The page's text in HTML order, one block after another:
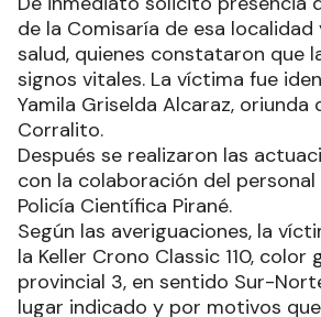
de la Comisaría de esa
salud, quienes constataron que
signos vitales. La víctima fue
Yamila Griselda Alcaraz, oriunda
Corralito.
Después se realizaron las
con la colaboración del personal
Policía Científica Pirané.
Según las averiguaciones, la
la Keller Crono Classic 110, color
provincial 3, en sentido Sur-
lugar indicado y por motivos